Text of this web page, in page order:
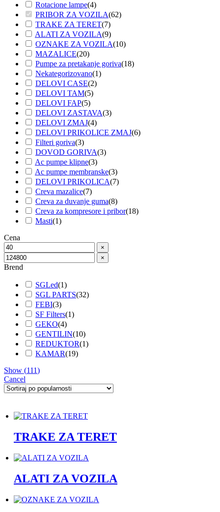
Rotacione lampe(4)
PRIBOR ZA VOZILA(62)
TRAKE ZA TERET(7)
ALATI ZA VOZILA(9)
OZNAKE ZA VOZILA(10)
MAZALICE(20)
Pumpe za pretakanje goriva(18)
Nekategorizovano(1)
DELOVI CASE(2)
DELOVI TAM(5)
DELOVI FAP(5)
DELOVI ZASTAVA(3)
DELOVI ZMAJ(4)
DELOVI PRIKOLICE ZMAJ(6)
Filteri goriva(3)
DOVOD GORIVA(3)
Ac pumpe klipne(3)
Ac pumpe membranske(3)
DELOVI PRIKOLICA(7)
Creva mazalice(7)
Creva za duvanje guma(8)
Creva za kompresore i pribor(18)
Masti(1)
Cena
×
×
Brend
SGLed(1)
SGL PARTS(32)
FEBI(3)
SF Filters(1)
GEKO(4)
GENTILIN(10)
REDUKTOR(1)
KAMAR(19)
Show (111)
Cancel
TRAKE ZA TERET
ALATI ZA VOZILA